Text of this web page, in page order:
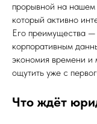
прорывной на нашем
который активно
Его преимущества
корпоративным
экономия времени и
ощутить уже с
Что ждёт